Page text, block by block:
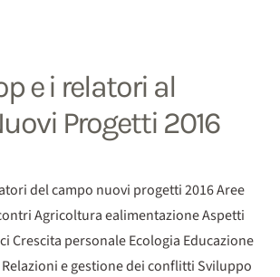
e i relatori al
Progetti 2016
del campo nuovi progetti 2016 Aree
Agricoltura ealimentazione Aspetti
Crescita personale Ecologia Educazione
e gestione dei conflitti Sviluppo